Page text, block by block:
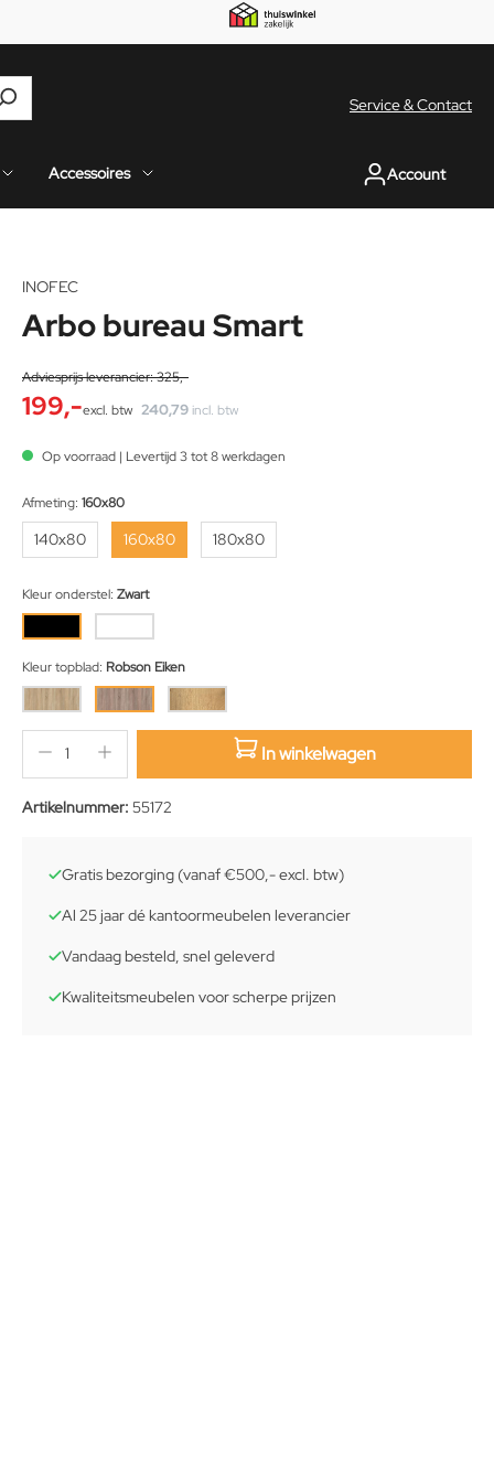
Service & Contact
Accessoires Account
INOFEC
Arbo bureau Smart
Adviesprijs leverancier: 325,-
199,- 240,79 incl. btw
excl. btw
Op voorraad | Levertijd 3 tot 8 werkdagen
Afmeting: 160x80
140x80 160x80 180x80
Kleur onderstel: Zwart
Kleur topblad: Robson Eiken
sition.qty.decrementsition.qty.increment In winkelwagen
Artikelnummer: 55172
Gratis bezorging (vanaf €500,- excl. btw)
Al 25 jaar dé kantoormeubelen leverancier
Vandaag besteld, snel geleverd
Kwaliteitsmeubelen voor scherpe prijzen